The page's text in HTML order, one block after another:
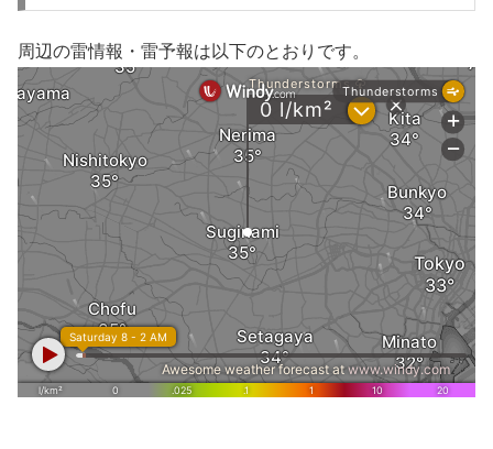
周辺の雷情報・雷予報は以下のとおりです。